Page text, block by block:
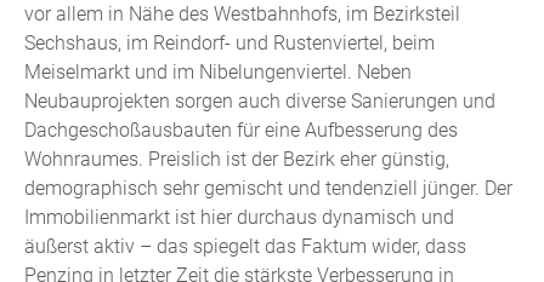
vor allem in Nähe des Westbahnhofs, im Bezirksteil
Sechshaus, im Reindorf- und Rustenviertel, beim
Meiselmarkt und im Nibelungenviertel. Neben
Neubauprojekten sorgen auch diverse Sanierungen und
Dachgeschoßausbauten für eine Aufbesserung des
Wohnraumes. Preislich ist der Bezirk eher günstig,
demographisch sehr gemischt und tendenziell jünger. Der
Immobilienmarkt ist hier durchaus dynamisch und
äußerst aktiv – das spiegelt das Faktum wider, dass
Penzing in letzter Zeit die stärkste Verbesserung in